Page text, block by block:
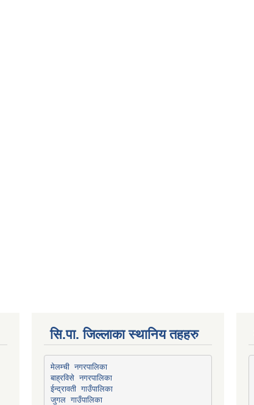
सि.पा. जिल्लाका स्थानिय तहहरु
मेलम्ची नगरपालिका
बाह्रविसे नगरपालिका
ईन्द्रावती गाउँपालिका
जुगल गाउँपालिका